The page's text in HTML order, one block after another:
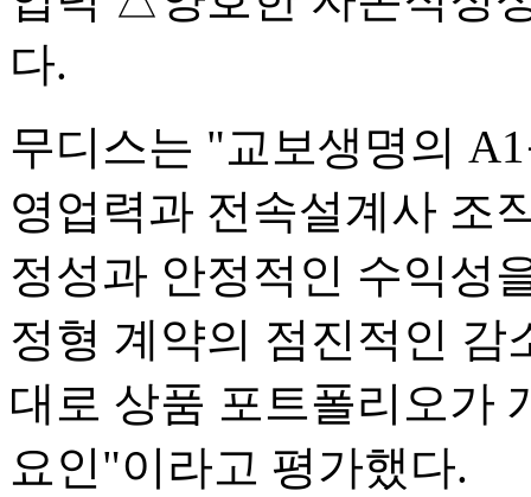
다.
무디스는 "교보생명의
영업력과 전속설계사 조
정성과 안정적인 수익성
정형 계약의 점진적인 감
대로 상품 포트폴리오가
요인"이라고 평가했다.